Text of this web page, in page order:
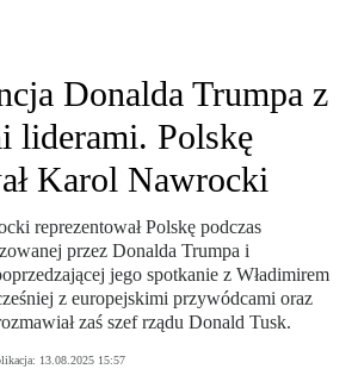
Donalda Trumpa z
liderami. Polskę
Karol Nawrocki
reprezentował Polskę podczas
przez Donalda Trumpa i
jego spotkanie z Władimirem
z europejskimi przywódcami oraz
zaś szef rządu Donald Tusk.
13.08.2025 15:57